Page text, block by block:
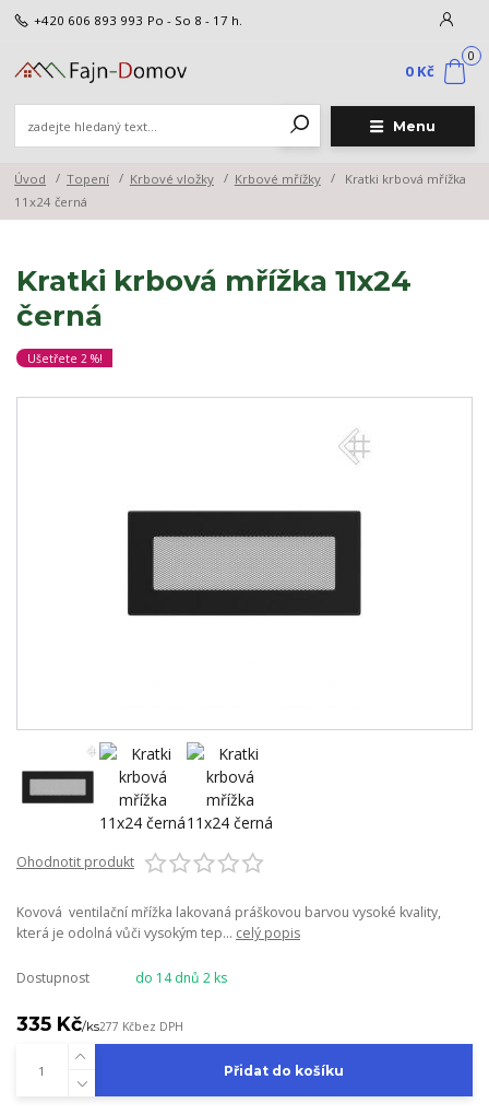
Menu
+420 606 893 993 Po - So 8 - 17 h.
0
0 Kč
Úvod Topení Krbové vložky Krbové mřížky
Kratki krbová mřížka
11x24 černá
Kratki krbová mřížka 11x24
černá
Ušetřete 2 %!
Ohodnotit produkt
Kovová ventilační mřížka lakovaná práškovou barvou vysoké kvality,
která je odolná vůči vysokým tep... celý popis
Dostupnost do 14 dnů 2 ks
335 Kč/ks277 Kčbez DPH
Přidat do košíku